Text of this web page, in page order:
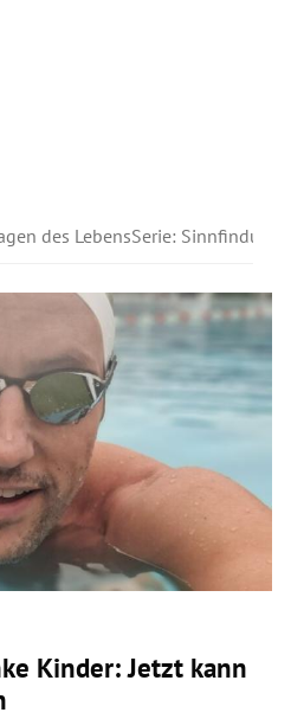
des LebensSerie: Sinnfindung
Kinder: Jetzt kann